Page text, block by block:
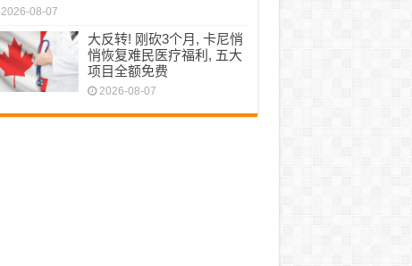
2026-08-07
大反转! 刚砍3个月, 卡尼悄
悄恢复难民医疗福利, 五大
项目全额免费
2026-08-07